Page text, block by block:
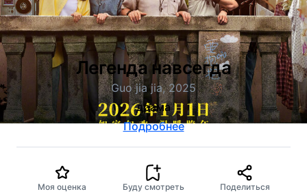
Легенда навсегда
Guo jia jia, 2025
драма
Подробнее
Моя оценка Буду смотреть Поделиться